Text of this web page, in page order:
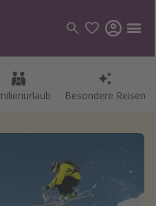
Besondere Reisen